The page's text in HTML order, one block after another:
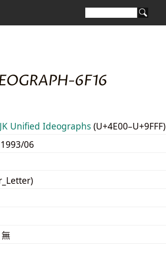
6F16
Unified Ideographs (U+4E00–U+9FFF)
06